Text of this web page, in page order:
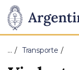
Presidencia
de
la
Pasar al
… Transporte